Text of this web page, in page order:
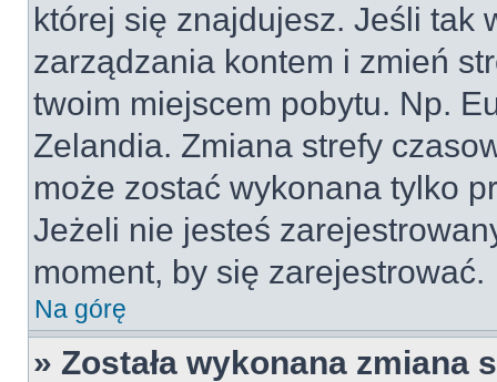
której się znajdujesz. Jeśli tak
zarządzania kontem i zmień
twoim miejscem pobytu. Np.
Zelandia. Zmiana strefy
może zostać wykonana tylko
Jeżeli nie jesteś
moment, by się zarejestrować.
Na górę
» Została wykonana zmiana